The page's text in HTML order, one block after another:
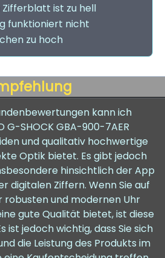
ist zu hell
funktioniert nicht
zu hoch
kann ich
G-SHOCK GBA-900-7AER
und qualitativ hochwertige
Optik bietet. Es gibt jedoch
hinsichtlich der App
digitalen Ziffern. Wenn Sie auf
robusten und modernen Uhr
gute Qualität bietet, ist diese
ist jedoch wichtig, dass Sie sich
die Leistung des Produkts im